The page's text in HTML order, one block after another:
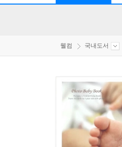
웰컴 국내도서